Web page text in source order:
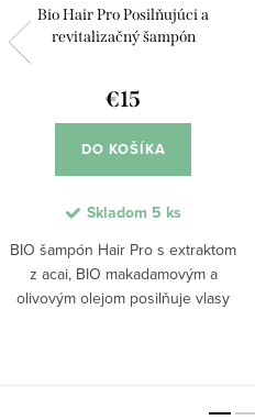
Bio Hair Pro Posilňujúci a
revitalizačný šampón
€15
DO KOŠÍKA
Skladom 5 ks
BIO šampón Hair Pro s extraktom
z acai, BIO makadamovým a
olivovým olejom posilňuje vlasy